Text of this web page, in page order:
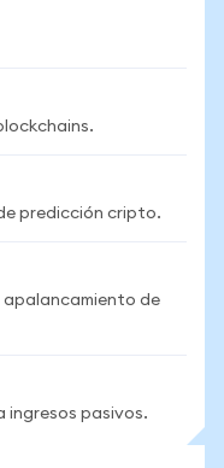
predicción cripto.
apalancamiento de
ingresos pasivos.